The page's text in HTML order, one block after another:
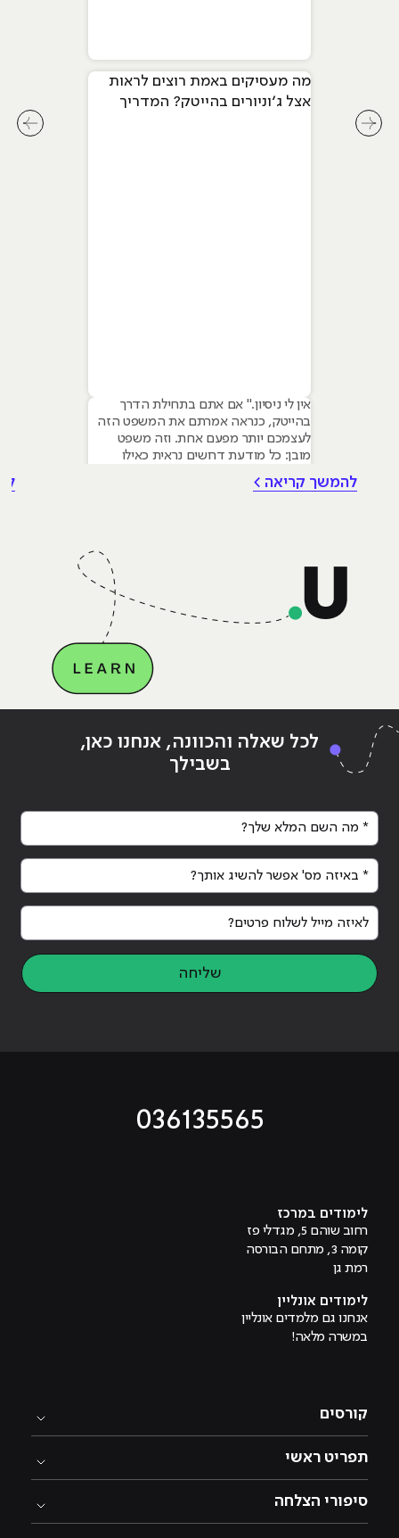
מה מעסיקים באמת רוצים לראות
אצל ג׳וניורים בהייטק? המדריך
אין לי ניסיון." אם אתם בתחילת הדרך
בהייטק, כנראה אמרתם את המשפט הזה
לעצמכם יותר מפעם אחת. וזה משפט
מובן: כל מודעת דרושים נראית כאילו
כבר נגע במוצר אמיתי, כבר צבר ביטחון.
Continue reading
לך לעשות על מנת להתקדם?"
להמשך קריאה >
לחץ לחץ לשיקופית קודמת בסליידר מאמרים
לכל שאלה והכוונה, אנחנו כאן,
בשבילך
* מה השם המלא שלך?
* באיזה מס' אפשר להשיג אותך?
לאיזה מייל לשלוח פרטים?
שליחה
036135565
לימודים במרכז
רחוב שוהם 5, מגדלי פז
קומה 3, מתחם הבורסה
רמת גן
לימודים אונליין
אנחנו גם מלמדים אונליין
במשרה מלאה!
קורסים
תפריט ראשי
סיפורי הצלחה